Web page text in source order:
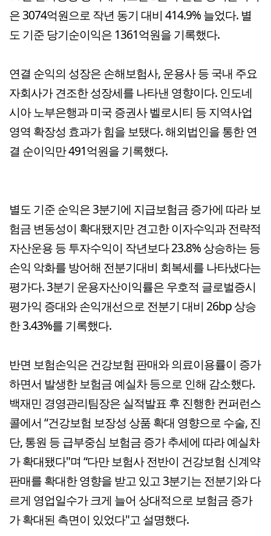
은 3074억원으로 작년 동기 대비 414.9% 늘었다. 별
도 기준 당기순이익은 1361억원을 기록했다.
연결 순익의 성장은 손해보험사, 운용사 등 국내 주요
자회사가 견조한 성장세를 나타낸 영향이다. 인도네
시아 노부은행과 미국 증권사 벨로시티 등 지역사업
영역 확장성 효과가 힘을 보탰다. 해외법인을 통한 연
결 순이익만 491억원을 기록했다.
별도 기준 순익은 3분기에 지급보험금 증가에 따라 보
험금 변동성이 확대됐지만 견고한 이자수익과 전략적
자산운용 등 투자수익이 작년보다 23.8% 상승하는 등
손익 악화를 방어해 전분기대비 회복세를 나타냈다는
평가다. 3분기 운용자산이익률은 우호적 글로벌증시
평가익 증대와 손익개선으로 전분기 대비 26bp 상승
한 3.43%를 기록했다.
반면 보험손익은 건강보험 판매와 의료이용률이 증가
하면서 발생한 보험금 예실차 등으로 인해 감소했다.
백재민 경영관리팀장은 실적발표 후 진행한 컨퍼런스
콜에서 “건강보험 보장성 상품 확대 영향으로 수술, 진
단, 통원 등 급부중심 보험금 증가 추세에 따라 예실차
가 확대됐다"며 “다만 보험사 전반이 건강보험 신계약
판매를 확대한 영향을 받고 있고 3분기는 전분기와 다
르게 영업일수가 크게 늘어 상대적으로 보험금 증가
가 확대된 측면이 있었다"고 설명했다.